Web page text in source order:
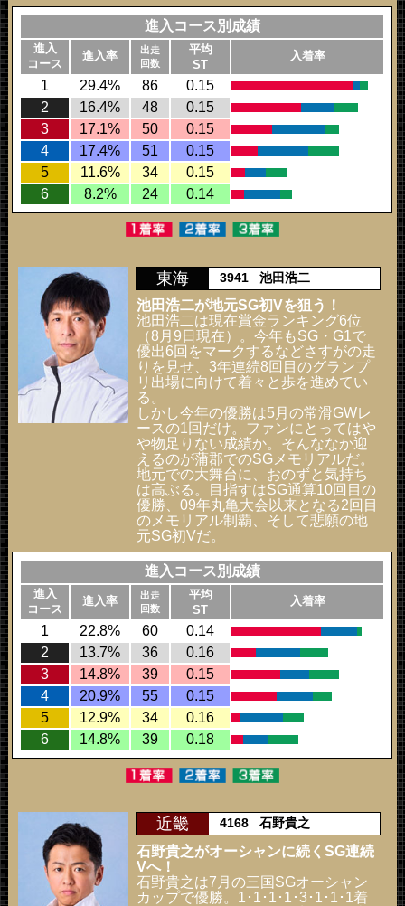
進入コース別成績
進入
コース
進入率
出走
回数
平均
ST
入着率
1 29.4% 86
0.15
2
16.4% 48
0.15
3
17.1% 50
0.15
4
17.4% 51
0.15
5
11.6% 34
0.15
6
8.2% 24 0.14
東海 3941 池田浩二
池田浩二が地元SG初Vを狙う！
池田浩二は現在賞金ランキング6位
（8月9日現在）。今年もSG・G1で
優出6回をマークするなどさすがの走
りを見せ、3年連続8回目のグランプ
リ出場に向けて着々と歩を進めてい
る。
しかし今年の優勝は5月の常滑GWレ
ースの1回だけ。ファンにとってはや
や物足りない成績か。そんななか迎
えるのが蒲郡でのSGメモリアルだ。
地元での大舞台に、おのずと気持ち
は高ぶる。目指すはSG通算10回目の
優勝、09年丸亀大会以来となる2回目
のメモリアル制覇、そして悲願の地
元SG初Vだ。
進入コース別成績
進入
コース
進入率
出走
回数
平均
ST
入着率
1 22.8% 60
0.14
2
13.7% 36
0.16
3
14.8% 39
0.15
4
20.9% 55
0.15
5
12.9% 34
0.16
6
14.8% 39 0.18
近畿 4168 石野貴之
石野貴之がオーシャンに続くSG連続
Vへ！
石野貴之は7月の三国SGオーシャン
カップで優勝。1･1･1･1･3･1･1･1着